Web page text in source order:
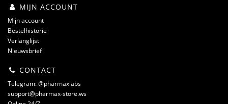
MIJN ACCOUNT
Mijn account
Bestelhistorie
Verlanglijst
Nieuwsbrief
CONTACT
Telegram: @pharmaxlabs
support@pharmax-store.ws